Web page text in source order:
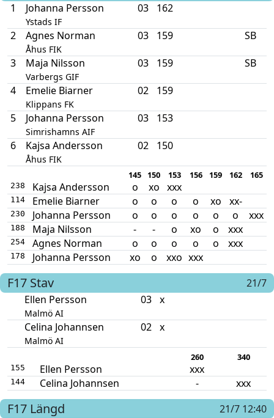
1
Johanna Persson
Ystads IF
03 162
2 Agnes Norman
Åhus FIK
03 159 SB
3 Maja Nilsson
Varbergs GIF
03 159 SB
4 Emelie Biarner
Klippans FK
02 159
5 Johanna Persson
Simrishamns AIF
03 153
6 Kajsa Andersson
Åhus FIK
02 150
145 150 153 156 159 162 165
238 Kajsa Andersson o xo xxx
114 Emelie Biarner o o o o xo xx-
230 Johanna Persson o o o o o o xxx
188 Maja Nilsson - - o xo o xxx
254 Agnes Norman o o o o o xxx
178 Johanna Persson xo o xxo xxx
F17 Stav
21/7
Ellen Persson
Malmö AI
03 x
Celina Johannsen
Malmö AI
02 x
260 340
155 Ellen Persson xxx
144 Celina Johannsen - xxx
F17 Längd
21/7 12:40